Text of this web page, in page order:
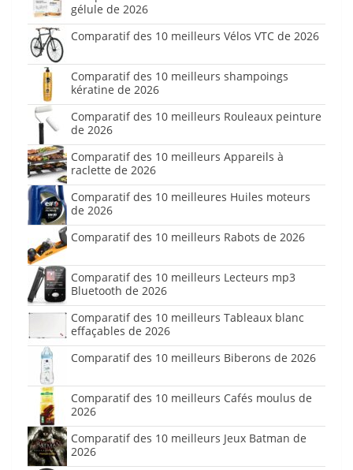
gélule de 2026
Comparatif des 10 meilleurs Vélos VTC de 2026
Comparatif des 10 meilleurs shampoings
kératine de 2026
Comparatif des 10 meilleurs Rouleaux peinture
de 2026
Comparatif des 10 meilleurs Appareils à
raclette de 2026
Comparatif des 10 meilleures Huiles moteurs
de 2026
Comparatif des 10 meilleurs Rabots de 2026
Comparatif des 10 meilleurs Lecteurs mp3
Bluetooth de 2026
Comparatif des 10 meilleurs Tableaux blanc
effaçables de 2026
Comparatif des 10 meilleurs Biberons de 2026
Comparatif des 10 meilleurs Cafés moulus de
2026
Comparatif des 10 meilleurs Jeux Batman de
2026